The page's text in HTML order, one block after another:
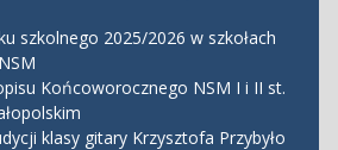
szkolnego 2025/2026 w szkołach
Końcoworocznego NSM I i II st.
klasy gitary Krzysztofa Przybyło